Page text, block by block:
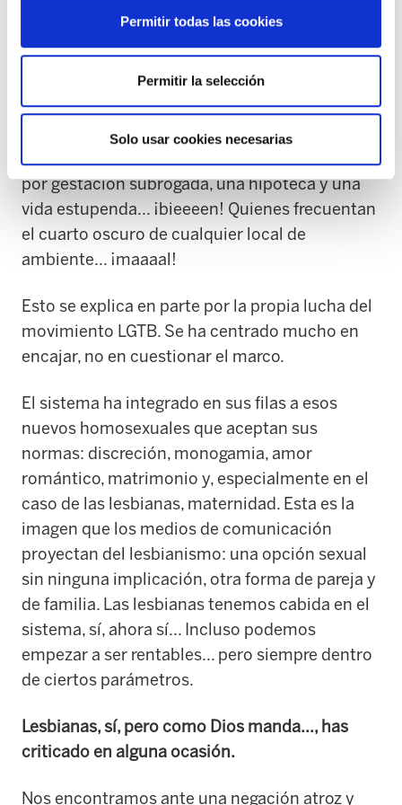
Permitir todas las cookies
Permitir la selección
Solo usar cookies necesarias
homosexualidad...
Se aceptan a los gais y lesbianas como Dios
manda, a los que cumplen con los patrones
establecidos.
Una pareja de chicos gais que tenga un bebé
por gestación subrogada, una hipoteca y una
vida estupenda... ¡bieeeen! Quienes frecuentan
el cuarto oscuro de cualquier local de
ambiente... ¡maaaal!
Esto se explica en parte por la propia lucha del
movimiento LGTB. Se ha centrado mucho en
encajar, no en cuestionar el marco.
El sistema ha integrado en sus filas a esos
nuevos homosexuales que aceptan sus
normas: discreción, monogamia, amor
romántico, matrimonio y, especialmente en el
caso de las lesbianas, maternidad. Esta es la
imagen que los medios de comunicación
proyectan del lesbianismo: una opción sexual
sin ninguna implicación, otra forma de pareja y
de familia. Las lesbianas tenemos cabida en el
sistema, sí, ahora sí... Incluso podemos
empezar a ser rentables... pero siempre dentro
de ciertos parámetros.
Lesbianas, sí, pero como Dios manda..., has
criticado en alguna ocasión.
Nos encontramos ante una negación atroz y